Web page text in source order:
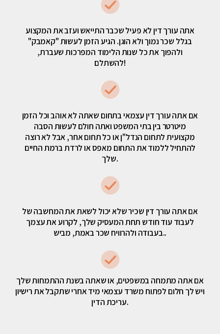
אתה עורך דין לא פעיל שכבר התייאש ועזב את המקצוע
בגלל שכר נמוך ולא הוגן. הגיע הזמן לעשות "קאמבק"
ולהפוך את כל שנות הלימוד המפרכות שעברת,
להשתלם!
אם אתה עורך דין עצמאי בתחום שאתה לא אוהב וכל הזמן
מיטרטר בין בתי המשפט ואתה חולם לעשות הסבה
מקצועית לתחום הנדל"ן או כל תחום אחר, אבל לא רוצה
להתחיל ללמוד את התחום מאפס או לרדת ברמת החיים
שלך.
אם אתה עורך דין שכיר שלא יכול לשאת את המחשבה של
לעבוד עוד חודש תחת המעסיק שלך, לקרוע את עצמך
בעבודה ולהרוויח שכר באמת, מביש..
אם אתה מתמחה במשפטים, או שאתה בשנת ההתמחות שלך
ויש לך חלום לפתוח משרד עצמאי מיד אחרי שתקבל את רישיון
עריכת הדין.